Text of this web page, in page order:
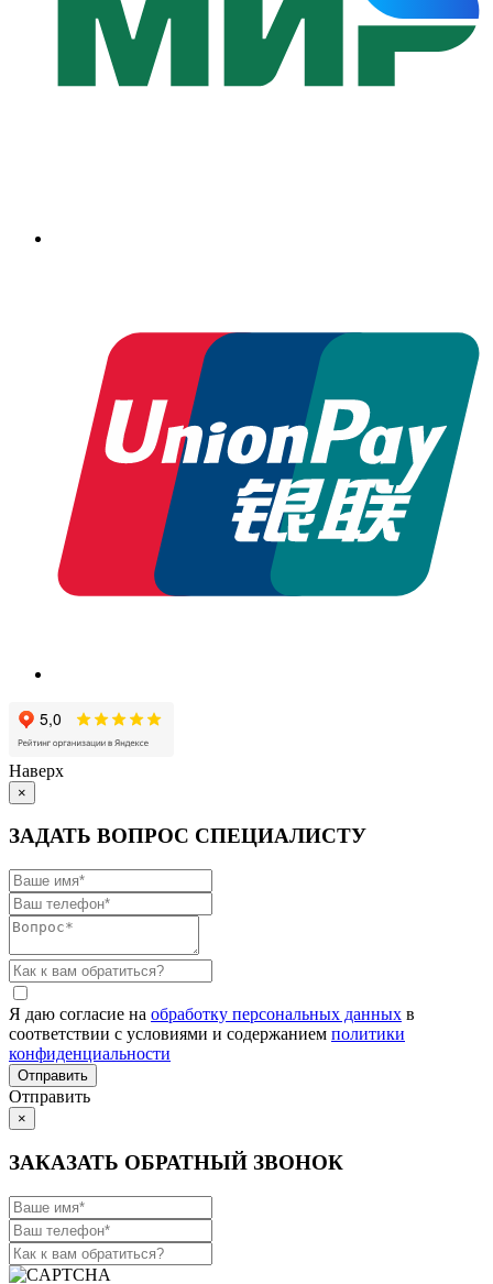
Наверх
×
ЗАДАТЬ ВОПРОС СПЕЦИАЛИСТУ
Я даю согласие на обработку персональных данных в
соответствии с условиями и содержанием политики
конфиденциальности
Отправить
×
ЗАКАЗАТЬ ОБРАТНЫЙ ЗВОНОК